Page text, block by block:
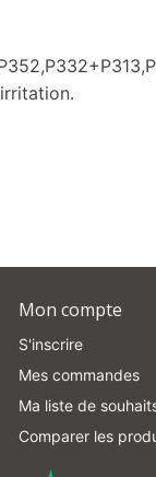
Mon compte
S'inscrire
Mes commandes
Ma liste de
Comparer les